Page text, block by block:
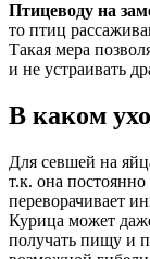
Птицеводу на
то птиц
Такая мера
и не устраивать
В каком
Для севшей на
т.к. она
переворачивает
Курица может
получать пищу и